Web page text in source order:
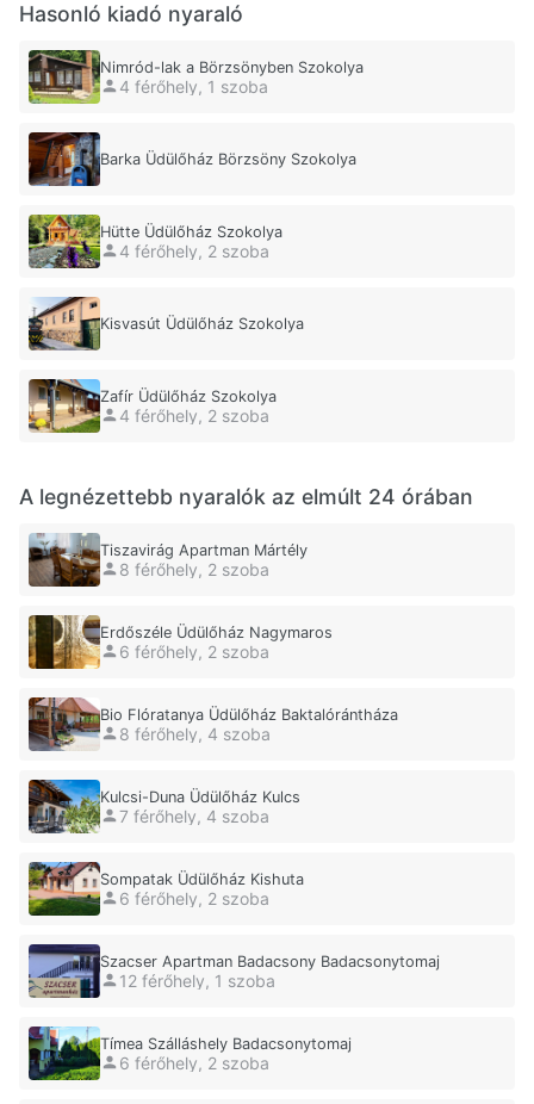
Hasonló kiadó nyaraló
Nimród-lak a Börzsönyben Szokolya
4 férőhely, 1 szoba
Barka Üdülőház Börzsöny Szokolya
Hütte Üdülőház Szokolya
4 férőhely, 2 szoba
Kisvasút Üdülőház Szokolya
Zafír Üdülőház Szokolya
4 férőhely, 2 szoba
A legnézettebb nyaralók az elmúlt 24 órában
Tiszavirág Apartman Mártély
8 férőhely, 2 szoba
Erdőszéle Üdülőház Nagymaros
6 férőhely, 2 szoba
Bio Flóratanya Üdülőház Baktalórántháza
8 férőhely, 4 szoba
Kulcsi-Duna Üdülőház Kulcs
7 férőhely, 4 szoba
Sompatak Üdülőház Kishuta
6 férőhely, 2 szoba
Szacser Apartman Badacsony Badacsonytomaj
12 férőhely, 1 szoba
Tímea Szálláshely Badacsonytomaj
6 férőhely, 2 szoba